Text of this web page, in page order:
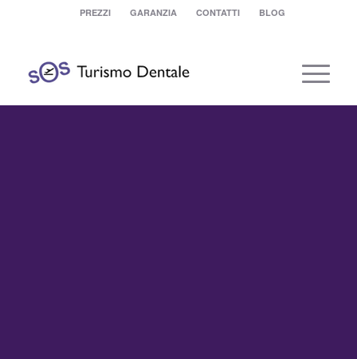
PREZZI GARANZIA CONTATTI BLOG